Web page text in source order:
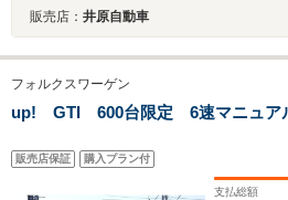
販売店： 井原自動車
フォルクスワーゲン
up! GTI 600台限定 6速マニュア
販売店保証 購入プラン付
支払総額